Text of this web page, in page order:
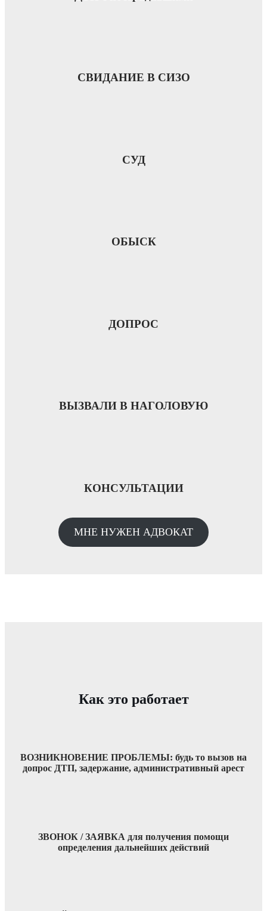
СВИДАНИЕ В СИЗО
СУД
ОБЫСК
ДОПРОС
ВЫЗВАЛИ В НАГОЛОВУЮ
КОНСУЛЬТАЦИИ
МНЕ НУЖЕН АДВОКАТ
Как это работает
ВОЗНИКНОВЕНИЕ ПРОБЛЕМЫ: будь то вызов на
допрос ДТП, задержание, административный арест
ЗВОНОК / ЗАЯВКА для получения помощи
определения дальнейших действий